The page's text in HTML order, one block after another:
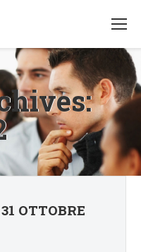
OTTOBRE